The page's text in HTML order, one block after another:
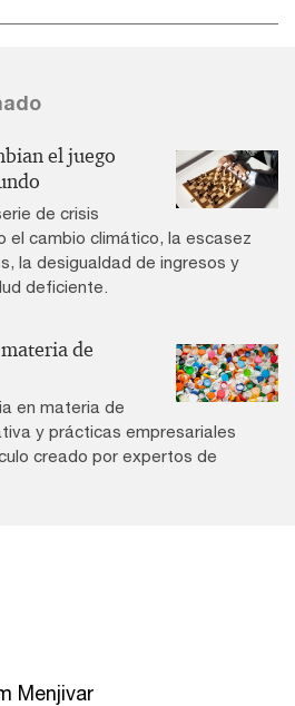
el juego
de crisis
el cambio climático, la escasez
la desigualdad de ingresos y
deficiente.
de
en materia de
y prácticas empresariales
creado por expertos de
Menjivar